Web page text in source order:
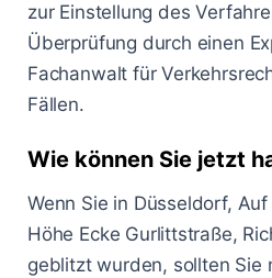
zur Einstellung des
Überprüfung durch einen
Fachanwalt für
Fällen.
Wie können Sie jetzt
Wenn Sie in Düsseldorf,
Höhe Ecke Gurlittstraße,
geblitzt wurden, sollten Sie